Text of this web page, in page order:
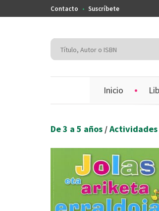
Contacto Suscríbete
Inicio
De 3 a 5 años /Actividades